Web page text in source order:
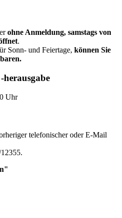
ohne Anmeldung, samstags von
.
Sonn- und Feiertage, können Sie
Uhr
telefonischer oder E-Mail